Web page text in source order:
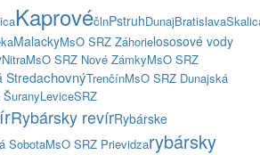
KaprovéčlnPstruhDunajBratislava
MalackyMsO SRZ Záhorielososové vody
NitraMsO SRZ Nové ZámkyMsO SRZ
StredachovnýTrenčínMsO SRZ Dunajská
LeviceSRZ
Rybársky revírRybárske
SobotaMsO SRZ Prievidzarybársky